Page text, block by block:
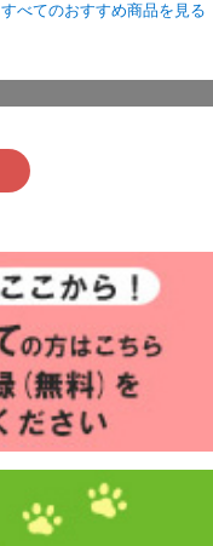
すべてのおすすめ商品を見る